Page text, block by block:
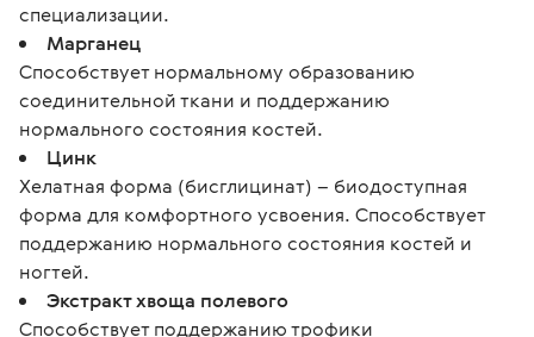
специализации.
Марганец
Способствует нормальному образованию
соединительной ткани и поддержанию
нормального состояния костей.
Цинк
Хелатная форма (бисглицинат) – биодоступная
форма для комфортного усвоения. Способствует
поддержанию нормального состояния костей и
ногтей.
Экстракт хвоща полевого
Способствует поддержанию трофики